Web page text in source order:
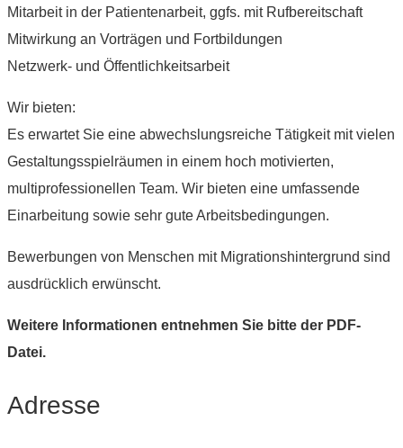
Mitarbeit in der Patientenarbeit, ggfs. mit Rufbereitschaft
Mitwirkung an Vorträgen und Fortbildungen
Netzwerk- und Öffentlichkeitsarbeit
Wir bieten:
Es erwartet Sie eine abwechslungsreiche Tätigkeit mit vielen
Gestaltungsspielräumen in einem hoch motivierten,
multiprofessionellen Team. Wir bieten eine umfassende
Einarbeitung sowie sehr gute Arbeitsbedingungen.
Bewerbungen von Menschen mit Migrationshintergrund sind
ausdrücklich erwünscht.
Weitere Informationen entnehmen Sie bitte der PDF-
Datei.
Adresse